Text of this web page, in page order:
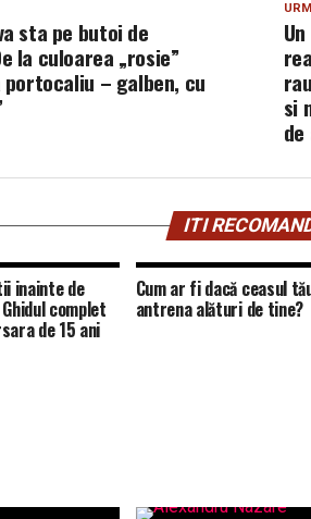
si
sta pe butoi de
la culoarea „rosie”
– galben, cu
ITI
inainte de
complet
de 15 ani
Cum ar fi dacă ceasul
antrena alături de tine?